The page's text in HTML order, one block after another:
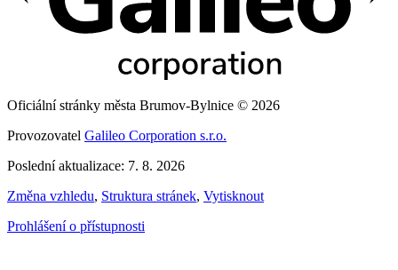
Oficiální stránky města Brumov-Bylnice © 2026
Provozovatel Galileo Corporation s.r.o.
Poslední aktualizace: 7. 8. 2026
Změna vzhledu, Struktura stránek, Vytisknout
Prohlášení o přístupnosti